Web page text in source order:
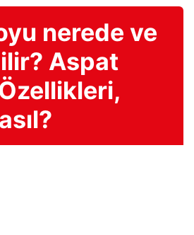
nerede ve
Aspat
Özellikleri,